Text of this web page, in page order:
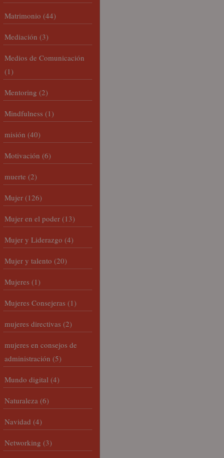
Matrimonio (44)
Mediación (3)
Medios de Comunicación
(1)
Mentoring (2)
Mindfulness (1)
misión (40)
Motivación (6)
muerte (2)
Mujer (126)
Mujer en el poder (13)
Mujer y Liderazgo (4)
Mujer y talento (20)
Mujeres (1)
Mujeres Consejeras (1)
mujeres directivas (2)
mujeres en consejos de
administración (5)
Mundo digital (4)
Naturaleza (6)
Navidad (4)
Networking (3)